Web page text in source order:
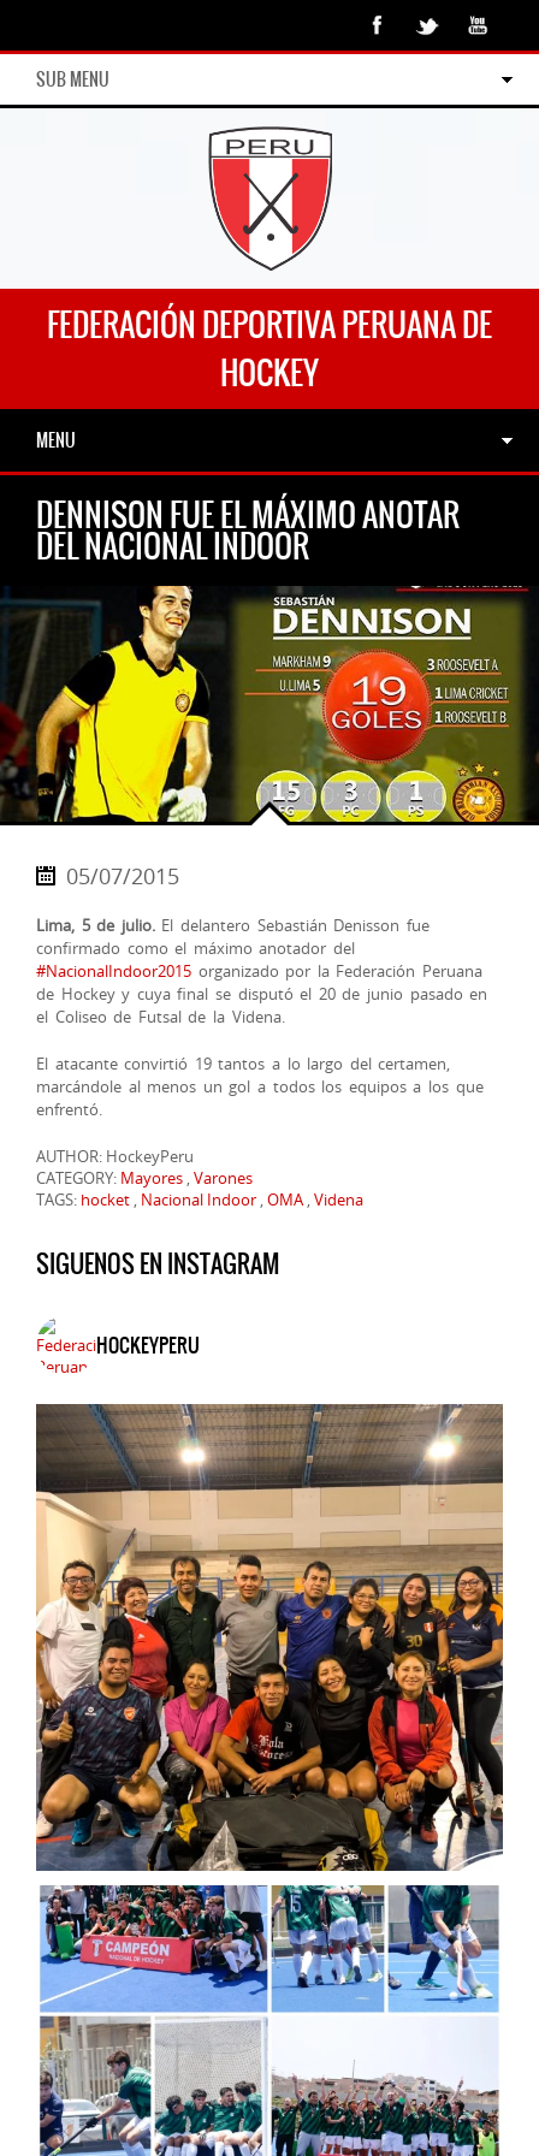
SUB MENU
FEDERACIÓN DEPORTIVA PERUANA DE
HOCKEY
MENU
DENNISON FUE EL MÁXIMO ANOTAR
DEL NACIONAL INDOOR
05/07/2015
Lima, 5 de julio.El delantero Sebastián Denisson fue
confirmado como el máximo anotador del
#NacionalIndoor2015 organizado por la Federación Peruana
de Hockey y cuya final se disputó el 20 de junio pasado en
el Coliseo de Futsal de la Videna.
El atacante convirtió 19 tantos a lo largo del certamen,
marcándole al menos un gol a todos los equipos a los que
enfrentó.
AUTHOR: HockeyPeru
CATEGORY: Mayores ,Varones
TAGS: hocket , Nacional Indoor ,OMA ,Videna
SIGUENOS EN INSTAGRAM
HOCKEYPERU